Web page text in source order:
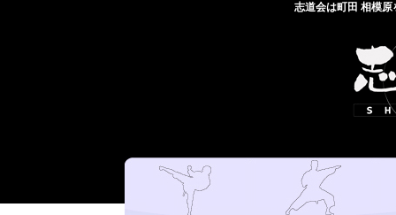
志道会は町田 相模